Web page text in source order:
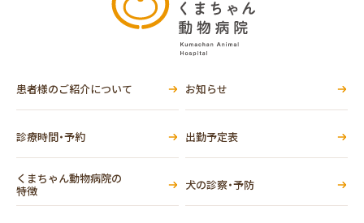
患者様のご紹介について お知らせ
診療時間・予約 出勤予定表
くまちゃん動物病院の
特徴
犬の診察・予防